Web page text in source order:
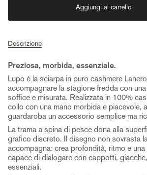
Aggiungi al carrello
Descrizione
Preziosa, morbida, essenziale.
Lupo è la sciarpa in puro cashmere
accompagnare la stagione fredda con
soffice e misurata. Realizzata in 100%
collo con una mano morbida e piacevole,
guardaroba un accessorio semplice ma
La trama a spina di pesce dona alla
grafico discreto. Il disegno non sovrasta
accompagna: crea profondità, ritmo e una
capace di dialogare con cappotti,
essenziali.